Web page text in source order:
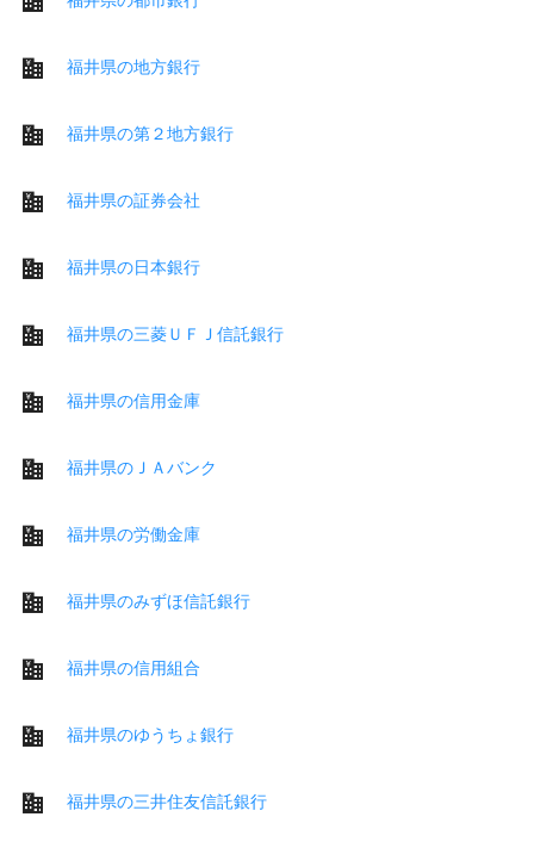
福井県の地方銀行
福井県の第２地方銀行
福井県の証券会社
福井県の日本銀行
福井県の三菱ＵＦＪ信託銀行
福井県の信用金庫
福井県のＪＡバンク
福井県の労働金庫
福井県のみずほ信託銀行
福井県の信用組合
福井県のゆうちょ銀行
福井県の三井住友信託銀行